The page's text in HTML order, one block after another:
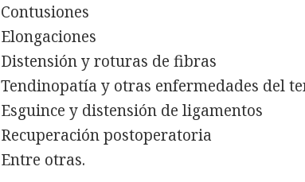
Contusiones
Elongaciones
Distensión y roturas de fibras
Tendinopatía y otras enfermedades del
Esguince y distensión de ligamentos
Recuperación postoperatoria
Entre otras.